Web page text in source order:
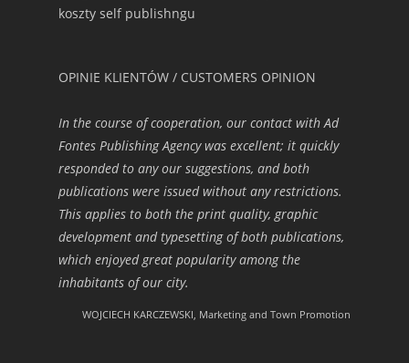
koszty self publishngu
OPINIE KLIENTÓW / CUSTOMERS OPINION
In the course of cooperation, our contact with Ad
Fontes Publishing Agency was excellent; it quickly
responded to any our suggestions, and both
publications were issued without any restrictions.
This applies to both the print quality, graphic
development and typesetting of both publications,
which enjoyed great popularity among the
inhabitants of our city.
WOJCIECH KARCZEWSKI, Marketing and Town Promotion